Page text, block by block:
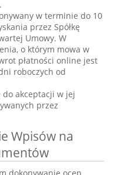
w terminie do 10
przez Spółkę
Umowy. W
o którym mowa w
płatności online jest
roboczych od
do akceptacji w jej
przez
Wpisów na